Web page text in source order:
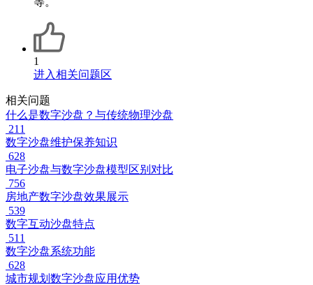
1
进入相关问题区
相关问题
什么是数字沙盘？与传统物理沙盘
211
数字沙盘维护保养知识
628
电子沙盘与数字沙盘模型区别对比
756
房地产数字沙盘效果展示
539
数字互动沙盘特点
511
数字沙盘系统功能
628
城市规划数字沙盘应用优势